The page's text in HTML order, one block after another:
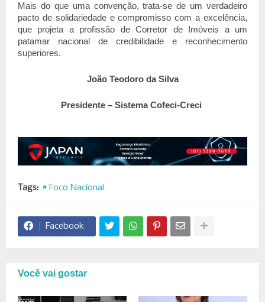
Mais do que uma convenção, trata-se de um verdadeiro
pacto de solidariedade e compromisso com a excelência,
que projeta a profissão de Corretor de Imóveis a um
patamar nacional de credibilidade e reconhecimento
superiores.
João Teodoro da Silva
Presidente – Sistema Cofeci-Creci
Tags: # Foco Nacional
Facebook
Você vai gostar